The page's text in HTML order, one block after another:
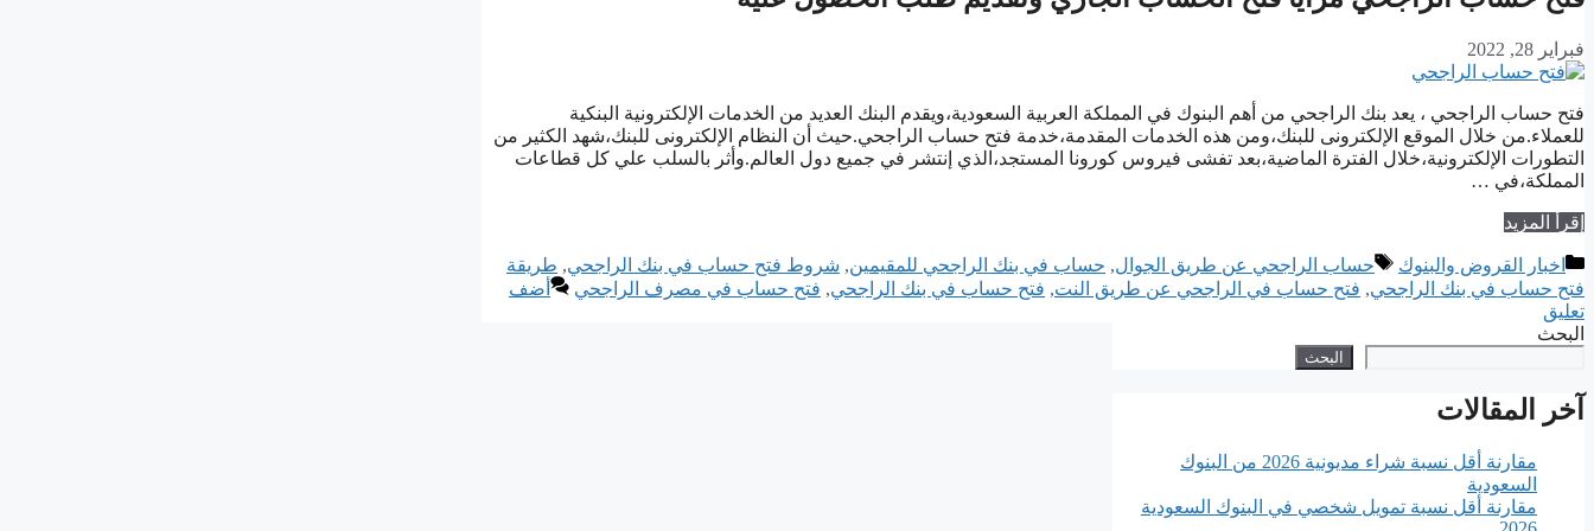
فبراير 28, 2022
فتح حساب الراجحي ، يعد بنك الراجحي من أهم البنوك في المملكة العربية السعودية،ويقدم البنك العديد من الخدمات الإلكترونية البنكية
للعملاء.من خلال الموقع الإلكترونى للبنك،ومن هذه الخدمات المقدمة،خدمة فتح حساب الراجحي.حيث أن النظام الإلكترونى للبنك،شهد الكثير من
التطورات الإلكترونية،خلال الفترة الماضية،بعد تفشى فيروس كورونا المستجد،الذي إنتشر في جميع دول العالم.وأثر بالسلب علي كل قطاعات
المملكة،في …
إقرأ المزيد
التصنيفات
اخبار القروض والبنوك الوسوم
حساب الراجحي عن طريق الجوال, حساب في بنك الراجحي للمقيمين, شروط فتح حساب في بنك الراجحي, طريقة
فتح حساب في بنك الراجحي, فتح حساب في الراجحي عن طريق النت, فتح حساب في بنك الراجحي, فتح حساب في مصرف الراجحي
أضف
تعليق
البحث
البحث
آخر المقالات
مقارنة أقل نسبة شراء مديونية 2026 من البنوك
السعودية
مقارنة أقل نسبة تمويل شخصي في البنوك السعودية